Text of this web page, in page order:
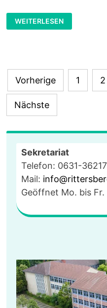
THEATER
AG
5-
7.5.2019
UM
19
UHR
DER
WEITERLESEN
der
Beiträge
Vorherige 1 2
Nächste
Sekretariat
Telefon: 0631-
Mail:
Geöffnet Mo. bis Fr.